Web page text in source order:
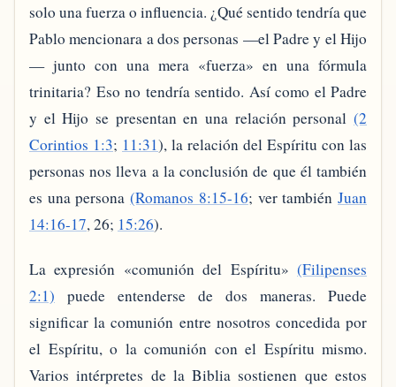
solo una fuerza o influencia. ¿Qué sentido tendría que
Pablo mencionara a dos personas —el Padre y el Hijo
— junto con una mera «fuerza» en una fórmula
trinitaria? Eso no tendría sentido. Así como el Padre
y el Hijo se presentan en una relación personal (2
Corintios 1:3; 11:31), la relación del Espíritu con las
personas nos lleva a la conclusión de que él también
es una persona(Romanos 8:15-16; ver tambiénJuan
14:16-17, 26; 15:26).
La expresión «comunión del Espíritu» (Filipenses
2:1) puede entenderse de dos maneras. Puede
significar la comunión entre nosotros concedida por
el Espíritu, o la comunión con el Espíritu mismo.
Varios intérpretes de la Biblia sostienen que estos